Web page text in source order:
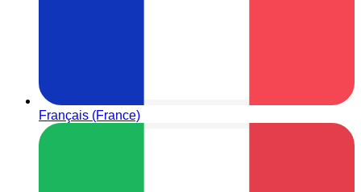
Français (France)